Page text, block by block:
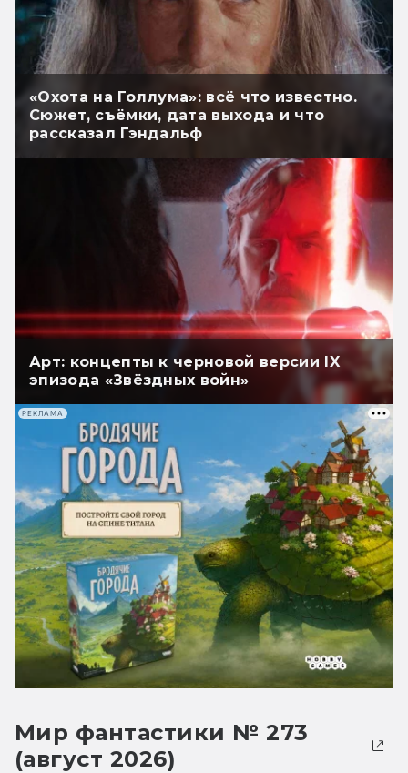
«Охота на Голлума»: всё что известно.
Сюжет, съёмки, дата выхода и что
рассказал Гэндальф
Арт: концепты к черновой версии IX
эпизода «Звёздных войн»
РЕКЛАМА
Мир фантастики № 273
(август 2026)